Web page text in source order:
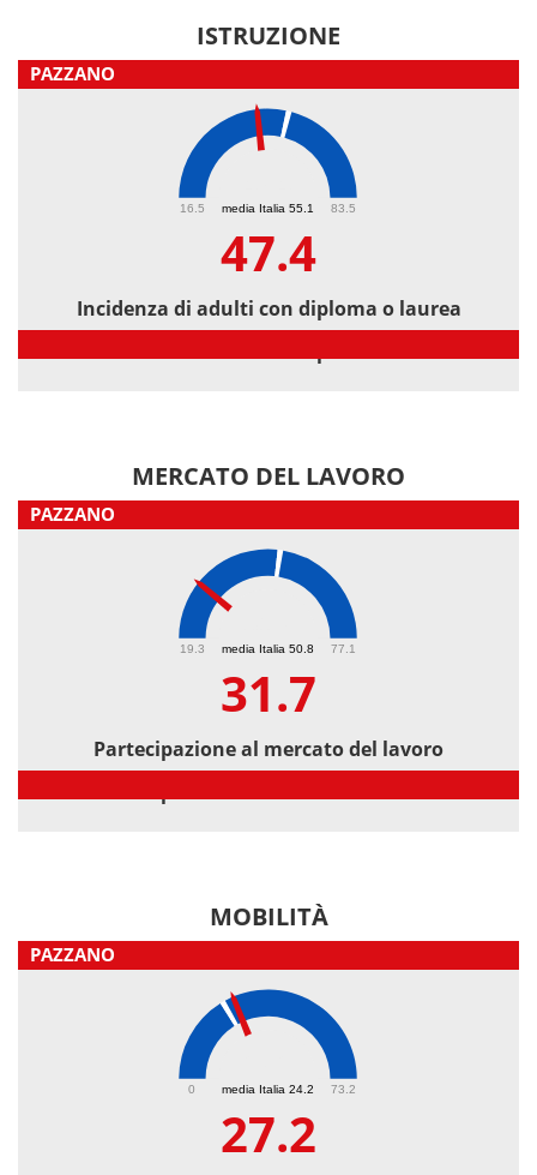
ISTRUZIONE
PAZZANO
media Italia 55.1
16.5 83.5
47.4
Incidenza di adulti con diploma o laurea
MERCATO DEL LAVORO
PAZZANO
media Italia 50.8
19.3 77.1
31.7
Partecipazione al mercato del lavoro
MOBILITÀ
PAZZANO
media Italia 24.2
0 73.2
27.2